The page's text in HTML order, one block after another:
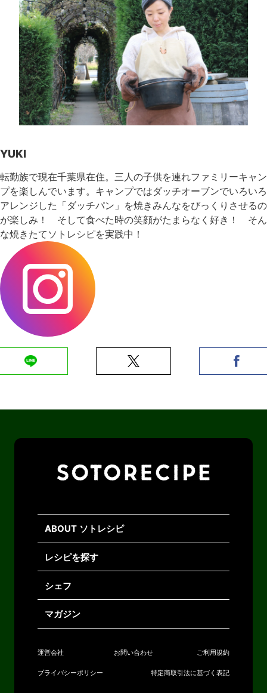
YUKI
転勤族で現在千葉県在住。三人の子供を連れファミリーキャン
プを楽しんでいます。キャンプではダッチオーブンでいろいろ
アレンジした「ダッチパン」を焼きみんなをびっくりさせるの
が楽しみ！ そして食べた時の笑顔がたまらなく好き！ そん
な焼きたてソトレシピを実践中！
ABOUT ソトレシピ
レシピを探す
シェフ
マガジン
運営会社 お問い合わせ ご利用規約
プライバシーポリシー 特定商取引法に基づく表記